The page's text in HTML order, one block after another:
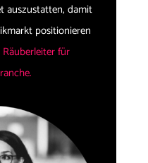
auszustatten, damit
positionieren
Räuberleiter für